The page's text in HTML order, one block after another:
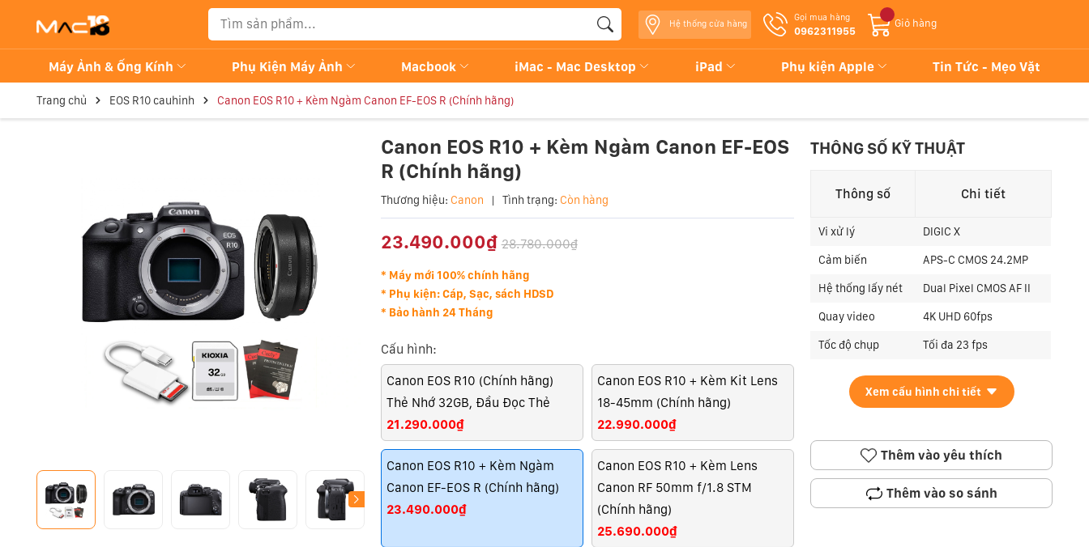
Hệ thống cửa hàng
Gọi mua hàng
0962311955
Giỏ hàng
Máy Ảnh & Ống Kính Phụ Kiện Máy Ảnh Macbook iMac - Mac Desktop iPad Phụ kiện Apple Tin Tức - Mẹo Vặt
Trang chủ EOS R10 cauhinh Canon EOS R10 + Kèm Ngàm Canon EF-EOS R (Chính hãng)
Canon EOS R10 + Kèm Ngàm Canon EF-EOS
R (Chính hãng)
Thương hiệu: Canon | Tình trạng: Còn hàng
23.490.000₫ 28.780.000₫
* Máy mới 100% chính hãng
* Phụ kiện: Cáp, Sạc, sách HDSD
* Bảo hành 24 Tháng
Cấu hình:
Canon EOS R10 (Chính hãng)
Thẻ Nhớ 32GB, Đầu Đọc Thẻ
21.290.000₫
Canon EOS R10 + Kèm Kit Lens
18-45mm (Chính hãng)
22.990.000₫
Canon EOS R10 + Kèm Ngàm
Canon EF-EOS R (Chính hãng)
23.490.000₫
Canon EOS R10 + Kèm Lens
Canon RF 50mm f/1.8 STM
(Chính hãng)
25.690.000₫
THÔNG SỐ KỸ THUẬT
Thông số Chi tiết
Vi xử lý DIGIC X
Cảm biến APS-C CMOS 24.2MP
Hệ thống lấy nét Dual Pixel CMOS AF II
Quay video 4K UHD 60fps
Tốc độ chụp Tối đa 23 fps
Xem cấu hình chi tiết
Thêm vào yêu thích
Thêm vào so sánh